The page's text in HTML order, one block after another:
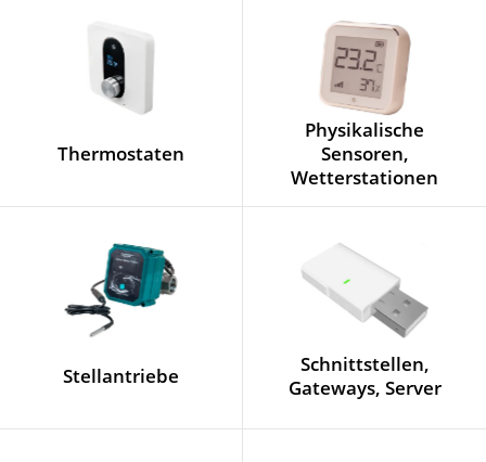
Thermostaten
Physikalische
Sensoren,
Wetterstationen
Stellantriebe
Schnittstellen,
Gateways, Server